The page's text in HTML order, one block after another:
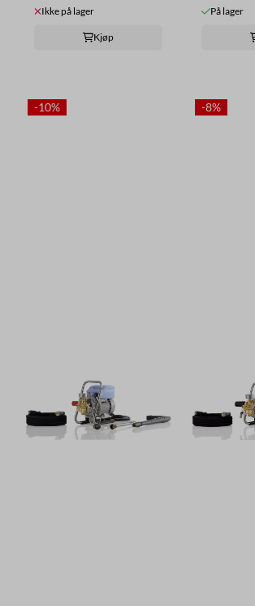
Ikke på lager
Kjøp
På lager
-10% -8%